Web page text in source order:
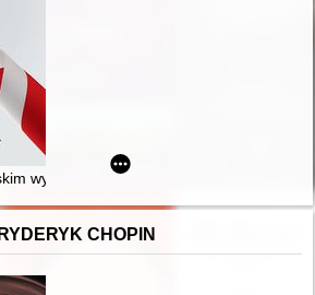
wychodźstwem niepodległościowym w
CHOPIN